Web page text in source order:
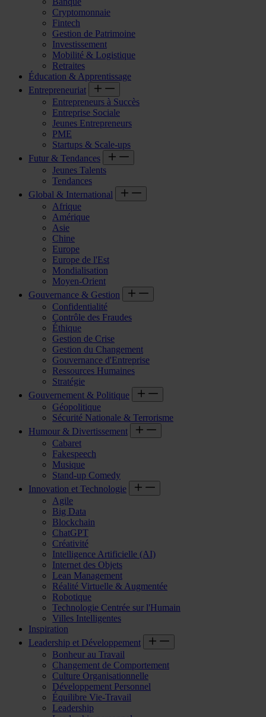
Cryptomonnaie
Fintech
Gestion de Patrimoine
Investissement
Mobilité & Logistique
Retraites
Éducation & Apprentissage
Entrepreneuriat
Entrepreneurs à Succès
Entreprise Sociale
Jeunes Entrepreneurs
PME
Startups & Scale-ups
Futur & Tendances
Jeunes Talents
Tendances
Global & International
Afrique
Amérique
Asie
Chine
Europe
Europe de l'Est
Mondialisation
Moyen-Orient
Gouvernance & Gestion
Confidentialité
Contrôle des Fraudes
Éthique
Gestion de Crise
Gestion du Changement
Gouvernance d'Entreprise
Ressources Humaines
Stratégie
Gouvernement & Politique
Géopolitique
Sécurité Nationale & Terrorisme
Humour & Divertissement
Cabaret
Fakespeech
Musique
Stand-up Comedy
Innovation et Technologie
Agile
Big Data
Blockchain
ChatGPT
Créativité
Intelligence Artificielle (AI)
Internet des Objets
Lean Management
Réalité Virtuelle & Augmentée
Robotique
Technologie Centrée sur l'Humain
Villes Intelligentes
Inspiration
Leadership et Développement
Bonheur au Travail
Changement de Comportement
Culture Organisationnelle
Développement Personnel
Équilibre Vie-Travail
Leadership